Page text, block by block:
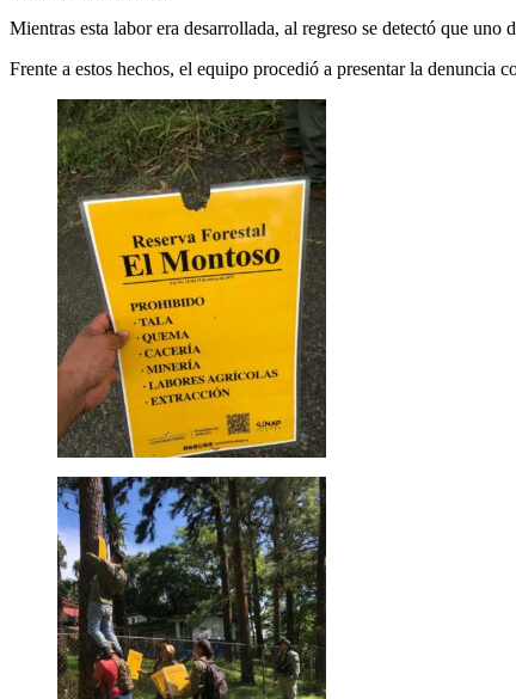
Mientras esta labor era desarrollada, al regreso se detectó que
Frente a estos hechos, el equipo procedió a presentar la